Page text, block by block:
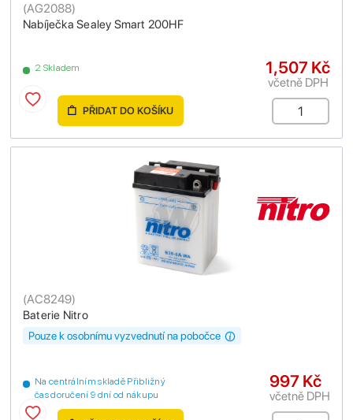
Nabíječka Sealey Smart 200HF
(AG2088)
2 Skladem 1,507 Kč
včetně DPH
PŘIDAT DO KOŠÍKU
Baterie Nitro
(AC8249)
Na centrálním skladě Přibližný
čas doručení 9 dní od nákupu
Pouze k osobnímu vyzvednutí na pobočce
997 Kč
včetně DPH